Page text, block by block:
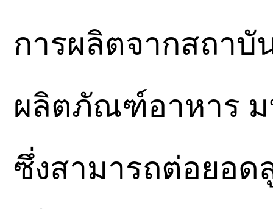
การผลิตจากสถา
ผลิตภัณฑ์อาหาร ม
ซึ่งสามารถต่อยอด